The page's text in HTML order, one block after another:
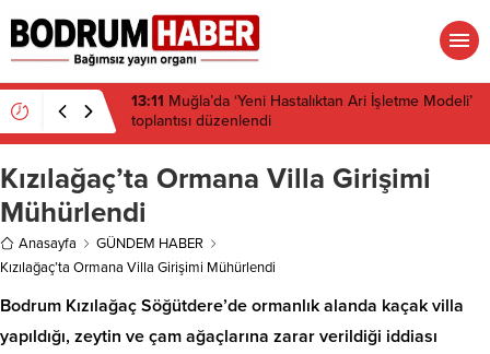
13:10 Çeşitli illerdeki enerji ve altyapı projeleri için
acele kamulaştırma kararı çıktı
Kızılağaç’ta Ormana Villa Girişimi
Mühürlendi
Anasayfa
GÜNDEM HABER
Kızılağaç’ta Ormana Villa Girişimi Mühürlendi
Bodrum Kızılağaç Söğütdere’de ormanlık alanda kaçak villa
yapıldığı, zeytin ve çam ağaçlarına zarar verildiği iddiası